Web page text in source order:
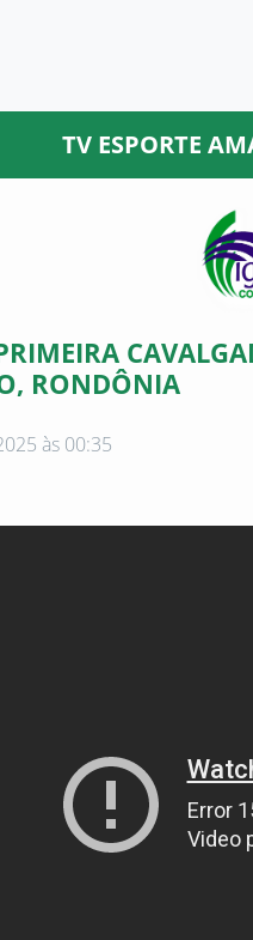
TV ESPORTE
RONDÔNIA
às 00:35